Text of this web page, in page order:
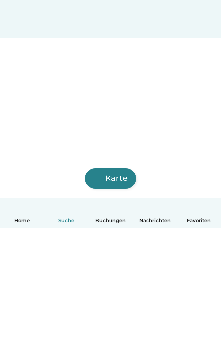
Home Suche Buchungen Nachrichten Favoriten
Karte